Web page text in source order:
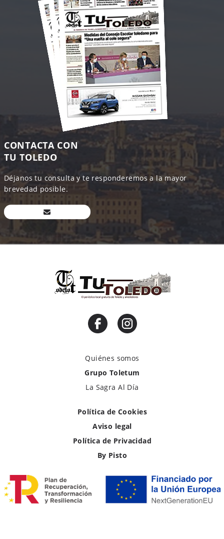
CONTACTA CON
TU TOLEDO
Déjanos tu consulta y te responderemos a la mayor
brevedad posible.
Quiénes somos
Grupo Toletum
La Sagra Al Día
Política de Cookies
Aviso legal
Política de Privacidad
By Pisto